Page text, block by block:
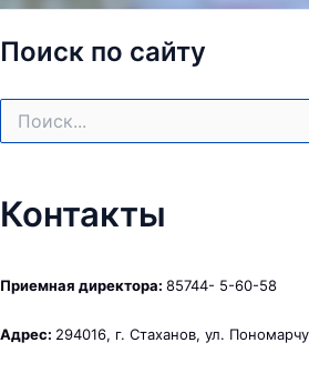
записям
Поиск по сайту
Контакты
Приемная директора: 85744- 5-60-58
Адрес: 294016, г. Стаханов, ул.